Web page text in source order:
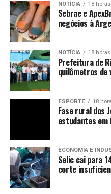
NOTÍCIA 18
Sebrae e
negócios à
NOTÍCIA 18
Prefeitura de
quilômetros de
ESPORTE 18
Fase rural dos
estudantes em
ECONOMIA E
Selic cai para
corte